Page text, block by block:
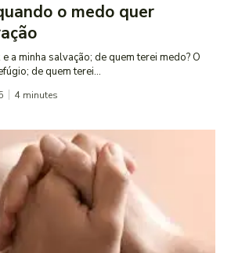
o medo quer
a minha salvação; de quem terei medo? O
de quem terei...
4 minutes